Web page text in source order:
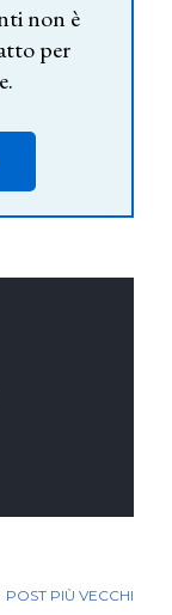
non è
per
POST PIÙ VECCHI